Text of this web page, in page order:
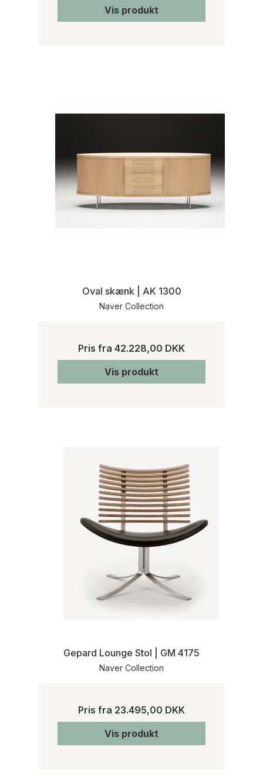
Vis produkt
Oval skænk | AK 1300
Naver Collection
Pris fra 42.228,00 DKK
Vis produkt
Gepard Lounge Stol | GM 4175
Naver Collection
Pris fra 23.495,00 DKK
Vis produkt